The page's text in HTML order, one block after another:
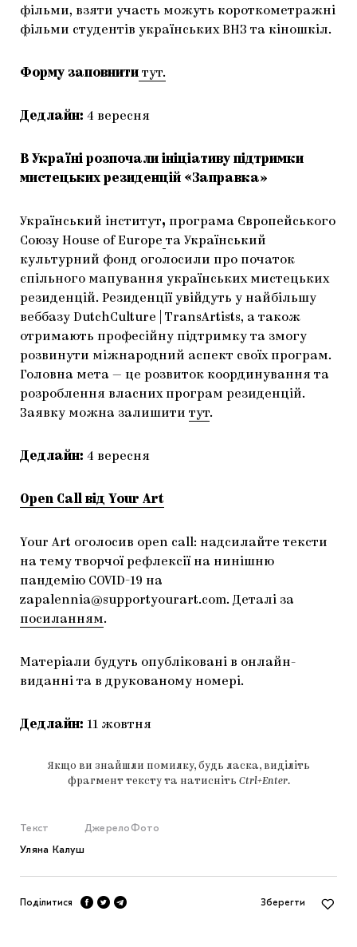
фільми, взяти участь можуть короткометражні
фільми студентів українських ВНЗ та кіношкіл.
Форму заповнити тут.
Дедлайн: 4 вересня
В Україні розпочали ініціативу підтримки
мистецьких резиденцій «Заправка»
Український інститут, програма Європейського
Союзу House of Europe та Український
культурний фонд оголосили про початок
спільного мапування українських мистецьких
резиденцій. Резиденції увійдуть у найбільшу
веббазу DutchCulture | TransArtists, а також
отримають професійну підтримку та змогу
розвинути міжнародний аспект своїх програм.
Головна мета — це розвиток координування та
розроблення власних програм резиденцій.
Заявку можна залишити тут.
Дедлайн: 4 вересня
Open Call від Your Art
Your Art оголосив open call: надсилайте тексти
на тему творчої рефлексії на нинішню
пандемію COVID-19 на
zapalennia@supportyourart.com. Деталі за
посиланням.
Матеріали будуть опубліковані в онлайн-
виданні та в друкованому номері.
Дедлайн: 11 жовтня
Якщо ви знайшли помилку, будь ласка, виділіть
фрагмент тексту та натисніть Ctrl+Enter.
Текст
Уляна Калуш
Джерело Фото
Поділитися Зберегти